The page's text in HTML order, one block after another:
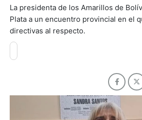
La presidenta de los Amarillos de
Plata a un encuentro provincial en el
directivas al respecto.